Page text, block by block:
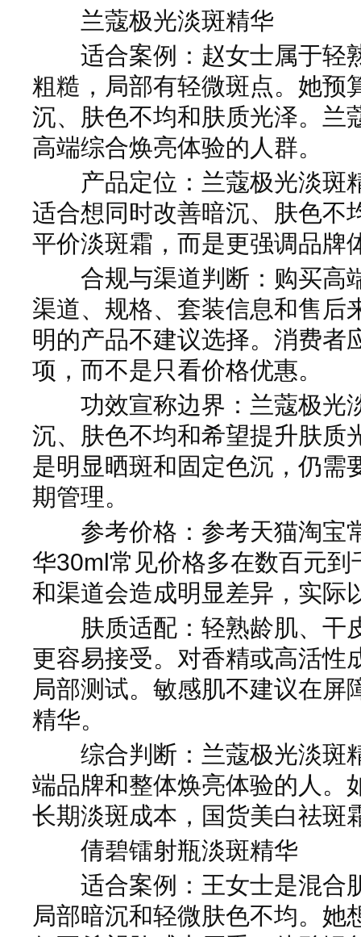
兰蔻极光淡斑精华
适合案例：赵女士属于轻
粗糙，局部有轻微斑点。她预
沉、肤色不均和肤质光泽。兰
高端综合焕亮体验的人群。
产品定位：兰蔻极光淡斑
适合想同时改善暗沉、肤色不
平价淡斑霜，而是更强调品牌
合规与渠道判断：购买高
渠道、规格、套装信息和售后
明的产品不建议选择。消费者
项，而不是只看价格优惠。
功效宣称边界：兰蔻极光
沉、肤色不均和希望提升肤质
是明显晒斑和固定色沉，仍需
期管理。
参考价格：参考天猫淘宝
华30ml常见价格多在数百元
和渠道会造成明显差异，实际
肤质适配：轻熟龄肌、干
更容易接受。对香精或高活性
局部测试。敏感肌不建议在屏
精华。
综合判断：兰蔻极光淡斑
端品牌和整体焕亮体验的人。
长期淡斑成本，国货美白祛斑
倩碧镭射瓶淡斑精华
适合案例：王女士是混合
局部暗沉和轻微肤色不均。她